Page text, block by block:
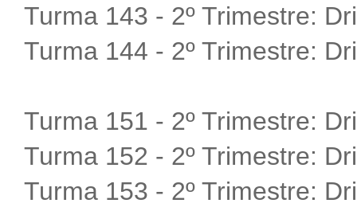
Turma 143 - 2º Trimestre:
Turma 144 - 2º Trimestre:
Turma 151 - 2º Trimestre:
Turma 152 - 2º Trimestre:
Turma 153 - 2º Trimestre: